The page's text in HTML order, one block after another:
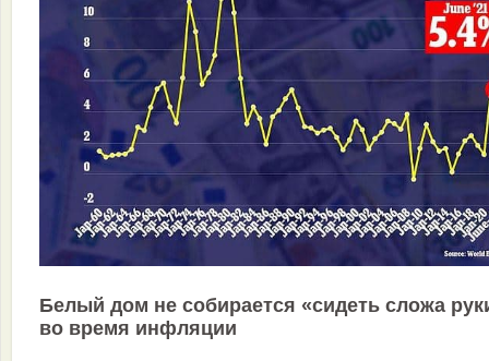
Белый дом не собирается «сидеть сложа
во время инфляции